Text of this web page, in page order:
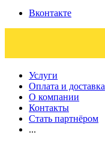
Вконтакте
Услуги
Оплата и доставка
О компании
Контакты
Стать партнёром
...